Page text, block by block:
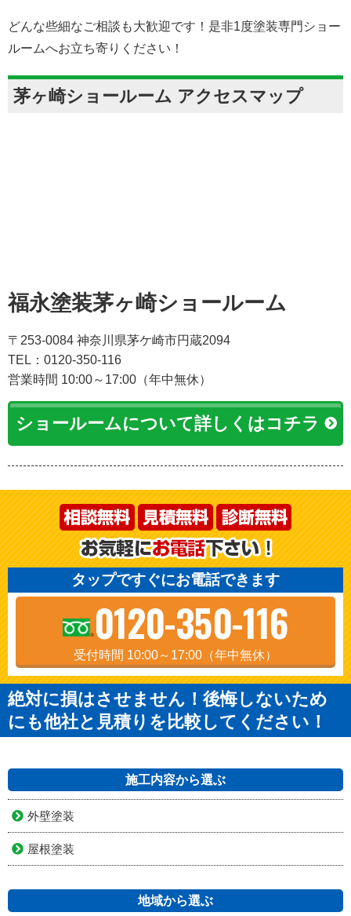
どんな些細なご相談も大歓迎です！是非1度塗装専門ショー
ルームへお立ち寄りください！
茅ヶ崎ショールーム アクセスマップ
福永塗装茅ヶ崎ショールーム
〒253-0084 神奈川県茅ケ崎市円蔵2094
TEL：0120-350-116
営業時間 10:00～17:00（年中無休）
ショールームについて詳しくはコチラ
タップですぐにお電話できます
0120-350-116
受付時間 10:00～17:00（年中無休）
絶対に損はさせません！後悔しないため
にも他社と見積りを比較してください！
施工内容から選ぶ
外壁塗装
屋根塗装
地域から選ぶ